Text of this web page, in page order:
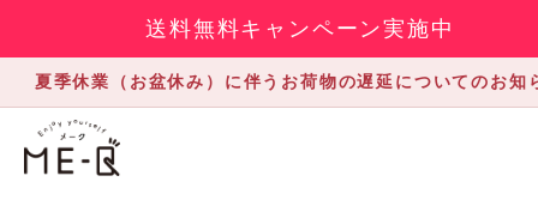
送料無料キャンペーン実施中
夏季休業（お盆休み）に伴うお荷物の遅延についてのお知